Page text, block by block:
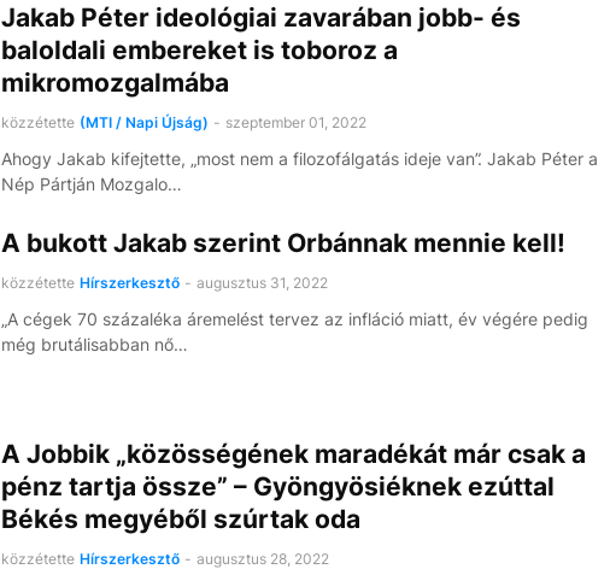
Jakab Péter ideológiai zavarában jobb- és
baloldali embereket is toboroz a
mikromozgalmába
közzétette (MTI / Napi Újság) - szeptember 01, 2022
Ahogy Jakab kifejtette, „most nem a filozofálgatás ideje van”. Jakab Péter a
Nép Pártján Mozgalo…
A bukott Jakab szerint Orbánnak mennie kell!
közzétette Hírszerkesztő - augusztus 31, 2022
„A cégek 70 százaléka áremelést tervez az infláció miatt, év végére pedig
még brutálisabban nő…
A Jobbik „közösségének maradékát már csak a
pénz tartja össze” – Gyöngyösiéknek ezúttal
Békés megyéből szúrtak oda
közzétette Hírszerkesztő - augusztus 28, 2022